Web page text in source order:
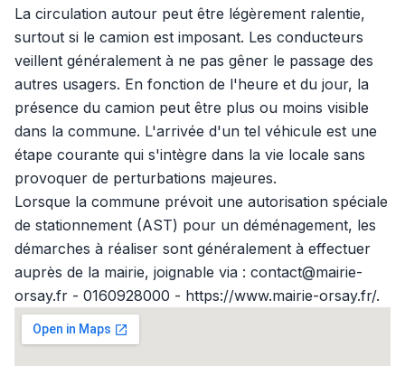
La circulation autour peut être légèrement ralentie,
surtout si le camion est imposant. Les conducteurs
veillent généralement à ne pas gêner le passage des
autres usagers. En fonction de l'heure et du jour, la
présence du camion peut être plus ou moins visible
dans la commune. L'arrivée d'un tel véhicule est une
étape courante qui s'intègre dans la vie locale sans
provoquer de perturbations majeures.
Lorsque la commune prévoit une autorisation spéciale
de stationnement (AST) pour un déménagement, les
démarches à réaliser sont généralement à effectuer
auprès de la mairie, joignable via : contact@mairie-
orsay.fr - 0160928000 - https://www.mairie-orsay.fr/.